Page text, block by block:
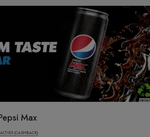
Max
(CASHBACK)